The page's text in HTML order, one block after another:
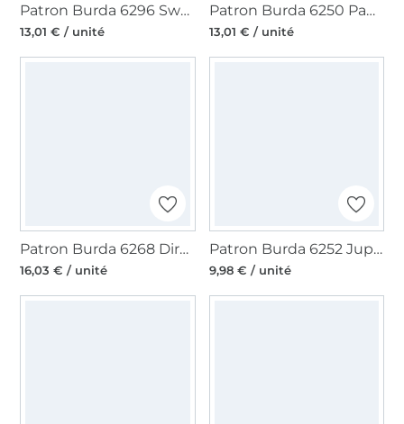
Patron Burda 6296 Sweat, hoodie, en français
13,01 € / unité
Patron Burda 6250 Pantalon, en français
13,01 € / unité
Patron Burda 6268 Dirndl, en français
16,03 € / unité
Patron Burda 6252 Jupe, en français
9,98 € / unité